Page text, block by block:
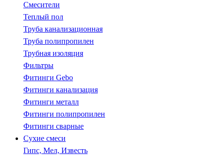
Смесители
Теплый пол
Труба канализационная
Труба полипропилен
Трубная изоляция
Фильтры
Фитинги Gebo
Фитинги канализация
Фитинги металл
Фитинги полипропилен
Фитинги сварные
Сухие смеси
Гипс, Мел, Известь